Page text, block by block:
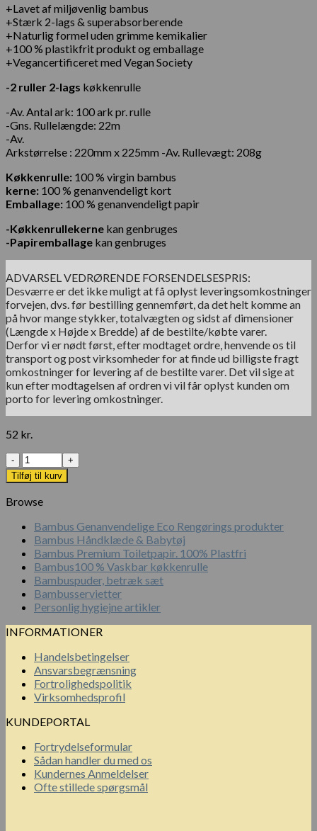
+Lavet af miljøvenlig bambus
+Stærk 2-lags & superabsorberende
+Naturlig formel uden grimme kemikalier
+100 % plastikfrit produkt og emballage
+Vegancertificeret med Vegan Society
-2 ruller 2-lags køkkenrulle
-Av. Antal ark: 100 ark pr. rulle
-Gns. Rullelængde: 22m
-Av.
Arkstørrelse : 220mm x 225mm -Av. Rullevægt: 208g
Køkkenrulle: 100 % virgin bambus
kerne: 100 % genanvendeligt kort
Emballage: 100 % genanvendeligt papir
-Køkkenrullekerne kan genbruges
-Papiremballage kan genbruges
ADVARSEL VEDRØRENDE FORSENDELSESPRIS:
Desværre er det ikke muligt at få oplyst leveringsomkostninger
forvejen, dvs. før bestilling gennemført, da det helt komme an
på hvor mange stykker, totalvægten og sidst af dimensioner
(Længde x Højde x Bredde) af de bestilte/købte varer.
Derfor vi er nødt først, efter modtaget ordre, henvende os til
transport og post virksomheder for at finde ud billigste fragt
omkostninger for levering af de bestilte varer. Det vil sige at
kun efter modtagelsen af ordren vi vil får oplyst kunden om
porto for levering omkostninger.
52 kr.
Antal
Tilføj til kurv
Browse
Bambus Genanvendelige Eco Rengørings produkter
Bambus Håndklæde & Babytøj
Bambus Premium Toiletpapir. 100% Plastfri
Bambus100 % Vaskbar køkkenrulle
Bambuspuder, betræk sæt
Bambusservietter
Personlig hygiejne artikler
INFORMATIONER
Handelsbetingelser
Ansvarsbegrænsning
Fortrolighedspolitik
Virksomhedsprofil
KUNDEPORTAL
Fortrydelseformular
Sådan handler du med os
Kundernes Anmeldelser
Ofte stillede spørgsmål